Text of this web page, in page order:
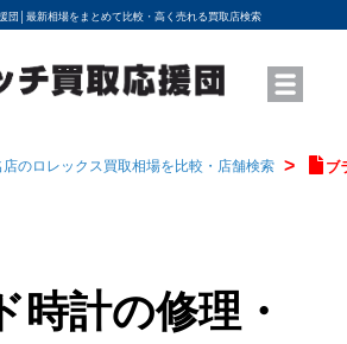
団│ 最新相場をまとめて比較・高く売れる買取店検索
開中
買取相場を調べる
ら買取相場を調べる
すす
る方法
のロレックス買取相場を比較・店舗検索 ブ
時計の修理・